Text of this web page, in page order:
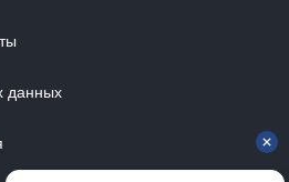
данных